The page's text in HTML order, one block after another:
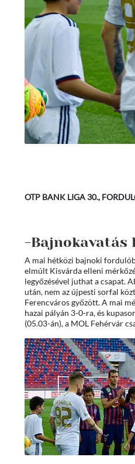
OTP BANK LIGA 30.,
-Bajnokavatás
A mai hétközi bajnoki
elmúlt Kisvárda elleni
legyőzésével juthat a csapat.
után, nem az újpesti sorfal
Ferencváros győzött. A mai
hazai pályán 3-0-ra, és
(05.03-án), a MOL Fehérvár